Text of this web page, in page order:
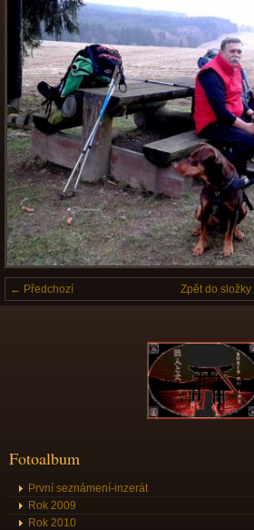
← Předchozí Zpět do složky
Fotoalbum
První seznámení-inzerát
Rok 2009
Rok 2010